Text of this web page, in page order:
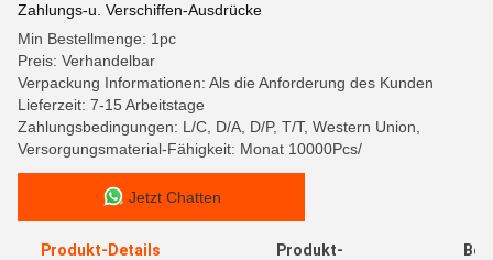
Zahlungs-u. Verschiffen-Ausdrücke
Min Bestellmenge: 1pc
Preis: Verhandelbar
Verpackung Informationen: Als die Anforderung des Kunden
Lieferzeit: 7-15 Arbeitstage
Zahlungsbedingungen: L/C, D/A, D/P, T/T, Western Union,
Versorgungsmaterial-Fähigkeit: Monat 10000Pcs/
Jetzt Chatten
Produkt-Details
Produkt-